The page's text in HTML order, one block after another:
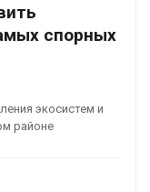
спорных
экосистем и
районе